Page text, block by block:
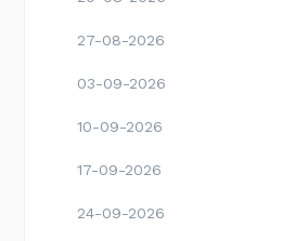
27-08-2026
03-09-2026
10-09-2026
17-09-2026
24-09-2026